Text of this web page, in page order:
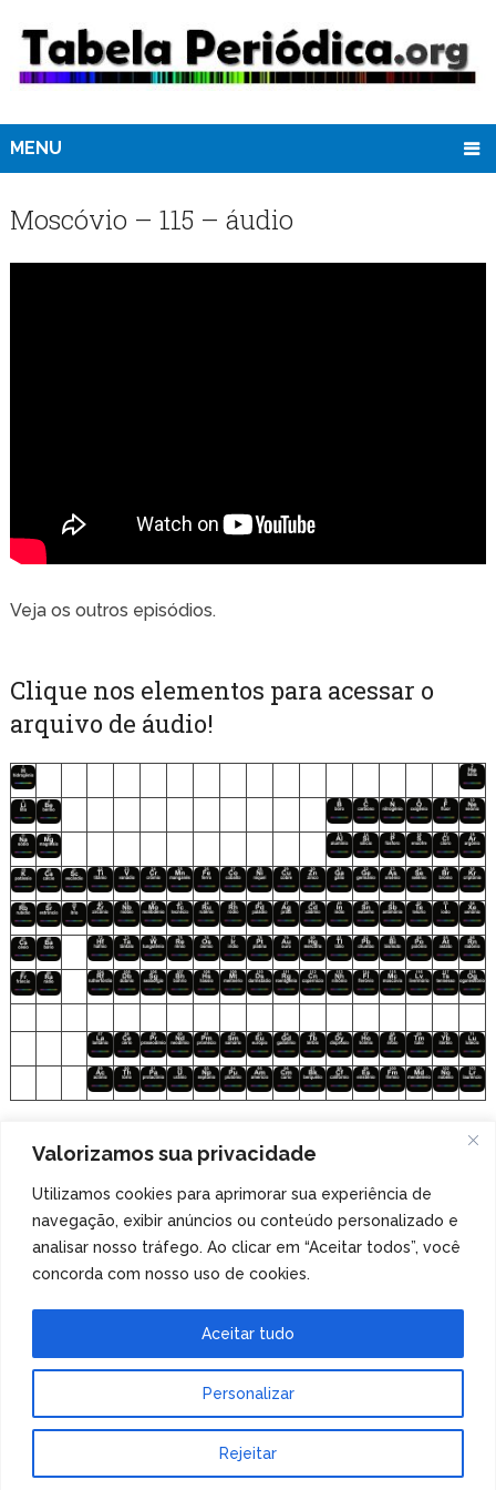
Valorizamos sua privacidade
Utilizamos cookies para aprimorar sua experiência de
navegação, exibir anúncios ou conteúdo personalizado e
analisar nosso tráfego. Ao clicar em “Aceitar todos”, você
concorda com nosso uso de cookies.
Personalizar
Rejeitar
Aceitar tudo
MENU
Moscóvio – 115 – áudio
Veja os outros episódios.
Clique nos elementos para acessar o
arquivo de áudio!
Clique nos elementos para acessar o
arquivo de áudio!
Veja tambémnossa coleção de tabelas periódicas
especiais!
Tabela PeriódicaCopyright © 2026.
Tema de MyThemeShop